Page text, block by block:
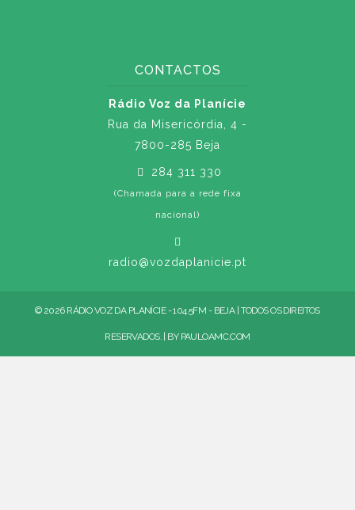
CONTACTOS
Rádio Voz da Planície
Rua da Misericórdia, 4 -
7800-285 Beja
284 311 330
(Chamada para a rede fixa
nacional)
radio@vozdaplanicie.pt
© 2026 RÁDIO VOZ DA PLANÍCIE - 104.5FM - BEJA | TODOS OS DIREITOS
RESERVADOS. | BY PAULOAMC.COM